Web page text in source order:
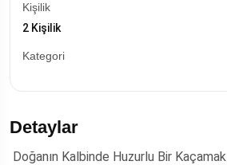
Kişilik
2 Kişilik
Kategori
Detaylar
Doğanın Kalbinde Huzurlu Bir Kaçamak